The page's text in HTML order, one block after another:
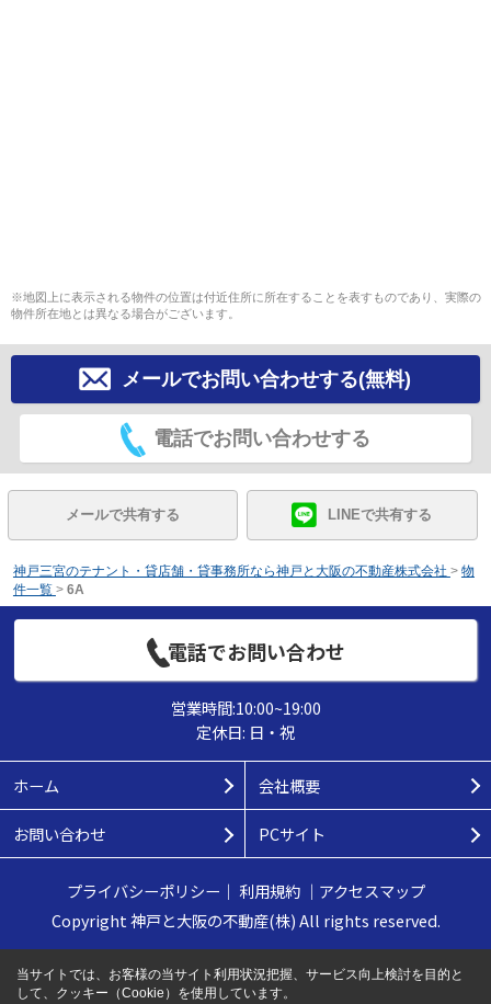
※地図上に表示される物件の位置は付近住所に所在することを表すものであり、実際の
物件所在地とは異なる場合がございます。
メールでお問い合わせする(無料)
電話でお問い合わせする
メールで共有する LINEで共有する
神戸三宮のテナント・貸店舗・貸事務所なら神戸と大阪の不動産株式会社 > 物
件一覧 > 6A
電話でお問い合わせ
営業時間:10:00~19:00
定休日: 日・祝
ホーム 会社概要
お問い合わせ PCサイト
プライバシーポリシー ｜ 利用規約｜ アクセスマップ
Copyright 神戸と大阪の不動産(株) All rights reserved.
当サイトでは、お客様の当サイト利用状況把握、サービス向上検討を目的と
して、クッキー（Cookie）を使用しています。